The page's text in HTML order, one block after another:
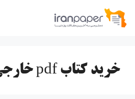
پرش
خرید کتاب pdf خارجی یادت باشه